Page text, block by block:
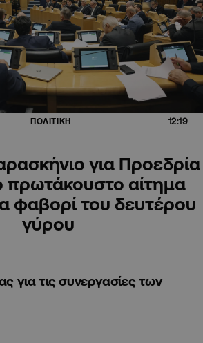
ΠΟΛΙΤΙΚΗ 12:19
για Προεδρία
πρωτάκουστο αίτημα
φαβορί του δευτέρου
γύρου
για τις συνεργασίες των